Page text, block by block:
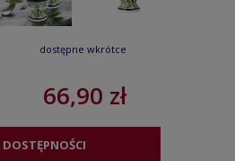
dostępne wkrótce
66,90 zł